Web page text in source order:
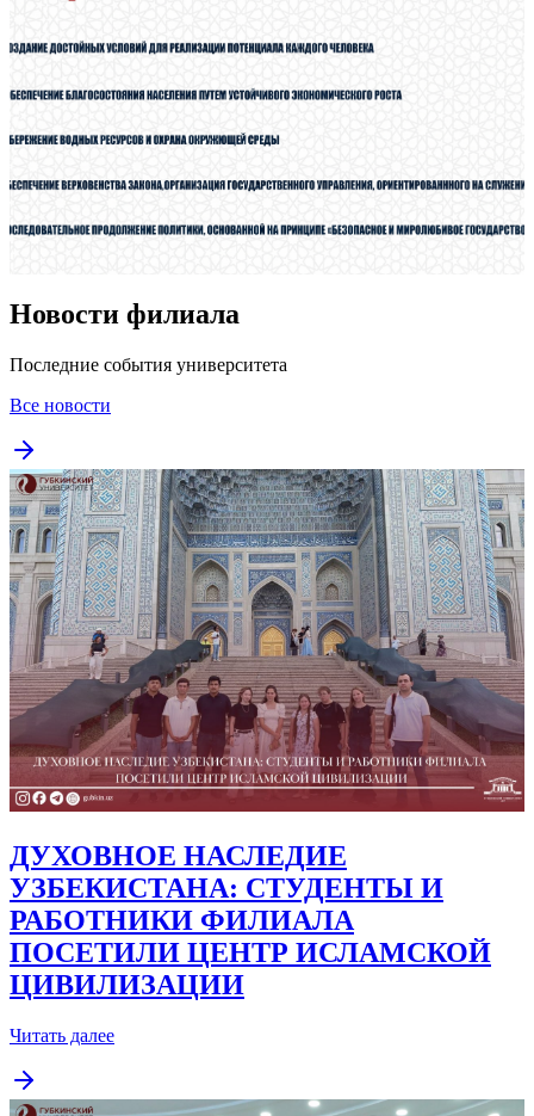
Новости филиала
Последние события университета
Все новости
ДУХОВНОЕ НАСЛЕДИЕ
УЗБЕКИСТАНА: СТУДЕНТЫ И
РАБОТНИКИ ФИЛИАЛА
ПОСЕТИЛИ ЦЕНТР ИСЛАМСКОЙ
ЦИВИЛИЗАЦИИ
Читать далее